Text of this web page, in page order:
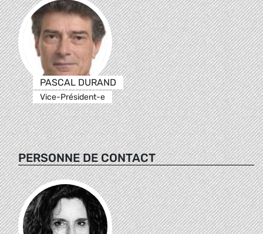
PASCAL DURAND
Vice-Président-e
PERSONNE DE CONTACT